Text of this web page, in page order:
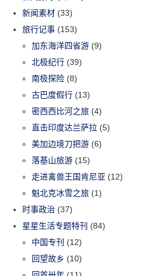
新闻素材 (33)
旅行记事 (153)
加东海洋四省游 (9)
北极纪行 (39)
南极探险 (8)
古巴度假行 (13)
密西西比河之旅 (4)
直击印度达兰萨拉 (5)
美加边境刀把游 (6)
落基山旅游 (15)
走进禽兽王国肯尼亚 (12)
魁北克冰雪之旅 (1)
时事政治 (37)
星星生活专题特刊 (84)
中国专刊 (12)
回望故乡 (10)